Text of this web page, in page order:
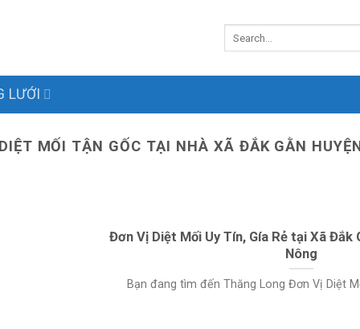
LƯỚI
MỐI TẬN GỐC TẠI NHÀ XÃ ĐẮK GẰN
Đơn Vị Diệt Mối Uy Tín, Gía Rẻ tại Xã Đắk
Nông
Bạn đang tìm đến Thăng Long Đơn Vị Diệt